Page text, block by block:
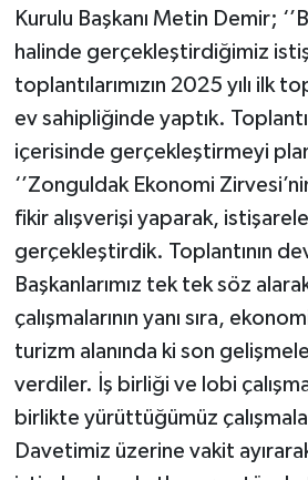
Kurulu Başkanı Metin Demir;
halinde gerçekleştirdiğimiz
toplantılarımızın 2025 yılı ilk
ev sahipliğinde yaptık.
içerisinde gerçekleştirmeyi
‘’Zonguldak Ekonomi
fikir alışverişi yaparak,
gerçekleştirdik. Toplantının
Başkanlarımız tek tek söz
çalışmalarının yanı sıra,
turizm alanında ki son
verdiler. İş birliği ve lobi
birlikte yürüttüğümüz
Davetimiz üzerine vakit